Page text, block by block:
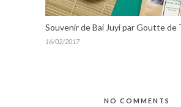
Souvenir de Bai Juyi par Goutte de
16/02/2017
NO COMMENTS